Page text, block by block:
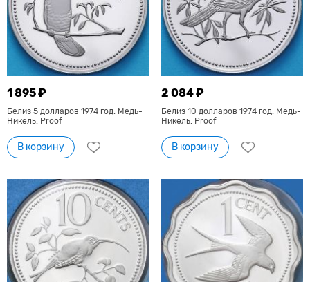
1 895 ₽
Белиз 5 долларов 1974 год. Медь-
Никель. Proof
В корзину
2 084 ₽
Белиз 10 долларов 1974 год. Медь-
Никель. Proof
В корзину